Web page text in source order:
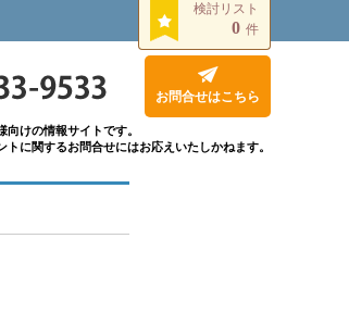
検討リスト
0 件
お問合せはこちら
けの情報サイトです。
に関するお問合せにはお応えいたしかねます。